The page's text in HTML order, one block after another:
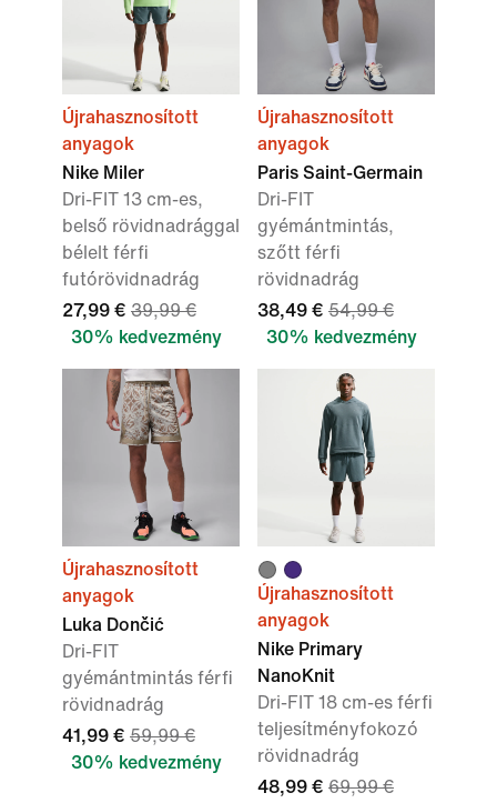
Újrahasznosított
anyagok
Nike Miler
Dri-FIT 13 cm-es,
belső rövidnadrággal
bélelt férfi
futórövidnadrág
27,99 € 39,99 €
30% kedvezmény
Újrahasznosított
anyagok
Paris Saint-Germain
Dri-FIT
gyémántmintás,
szőtt férfi
rövidnadrág
38,49 € 54,99 €
30% kedvezmény
Újrahasznosított
anyagok
Luka Dončić
Dri-FIT
gyémántmintás férfi
rövidnadrág
41,99 € 59,99 €
30% kedvezmény
Újrahasznosított
anyagok
Nike Primary
NanoKnit
Dri-FIT 18 cm-es férfi
teljesítményfokozó
rövidnadrág
48,99 € 69,99 €